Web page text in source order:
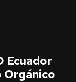
Ecuador
Orgánico